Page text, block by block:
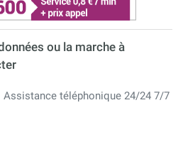
ou la marche à
Assistance téléphonique 24/24 7/7